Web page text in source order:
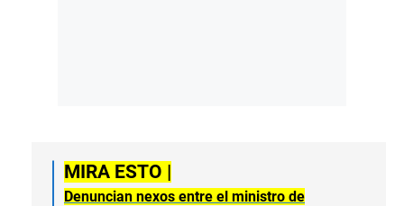
MIRA ESTO |
Denuncian nexos entre el ministro de